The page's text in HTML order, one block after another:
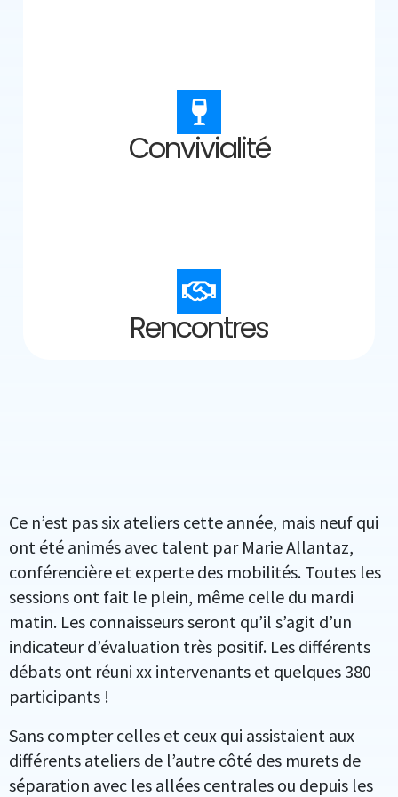
Convivialité
Rencontres
Ce n’est pas six ateliers cette année, mais neuf qui
ont été animés avec talent par Marie Allantaz,
conférencière et experte des mobilités. Toutes les
sessions ont fait le plein, même celle du mardi
matin. Les connaisseurs seront qu’il s’agit d’un
indicateur d’évaluation très positif. Les différents
débats ont réuni xx intervenants et quelques 380
participants !
Sans compter celles et ceux qui assistaient aux
différents ateliers de l’autre côté des murets de
séparation avec les allées centrales ou depuis les